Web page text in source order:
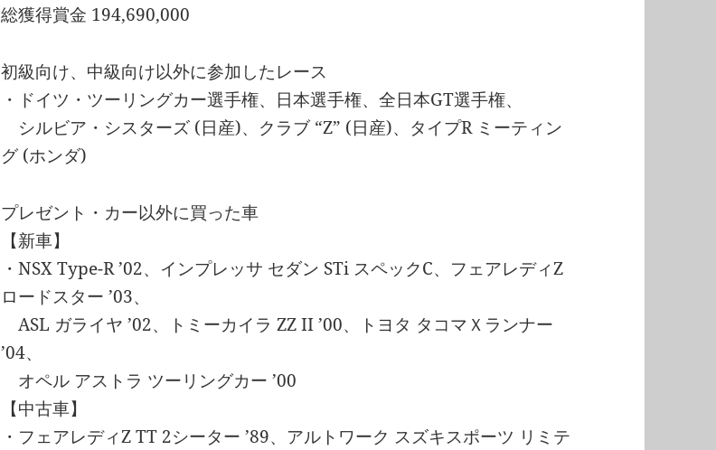
総獲得賞金 194,690,000
初級向け、中級向け以外に参加したレース
・ドイツ・ツーリングカー選手権、日本選手権、全日本GT選手権、
シルビア・シスターズ (日産)、クラブ “Z” (日産)、タイプR ミーティン
グ (ホンダ)
プレゼント・カー以外に買った車
【新車】
・NSX Type-R ’02、インプレッサ セダン STi スペックC、フェアレディZ
ロードスター ’03、
ASL ガライヤ ’02、トミーカイラ ZZ II ’00、トヨタ タコマＸランナー
’04、
オペル アストラ ツーリングカー ’00
【中古車】
・フェアレディZ TT 2シーター ’89、アルトワーク スズキスポーツ リミテ